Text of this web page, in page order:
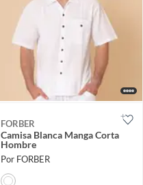
FORBER
Camisa Blanca Manga Corta
Hombre
Por FORBER